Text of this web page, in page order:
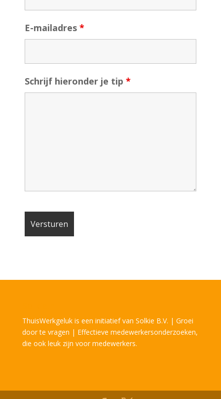
E-mailadres *
Schrijf hieronder je tip *
ThuisWerkgeluk is een initiatief van Solkie B.V. | Groei
door te vragen | Effectieve medewerkersonderzoeken,
die ook leuk zijn voor medewerkers.